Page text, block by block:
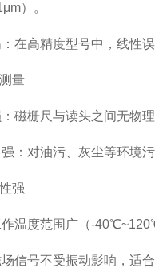
）。
高精度型号中，线性误
量
栅尺与读头之间无物理
对油污、灰尘等环境污
强
度范围广（-40℃~120℃
号不受振动影响，适合